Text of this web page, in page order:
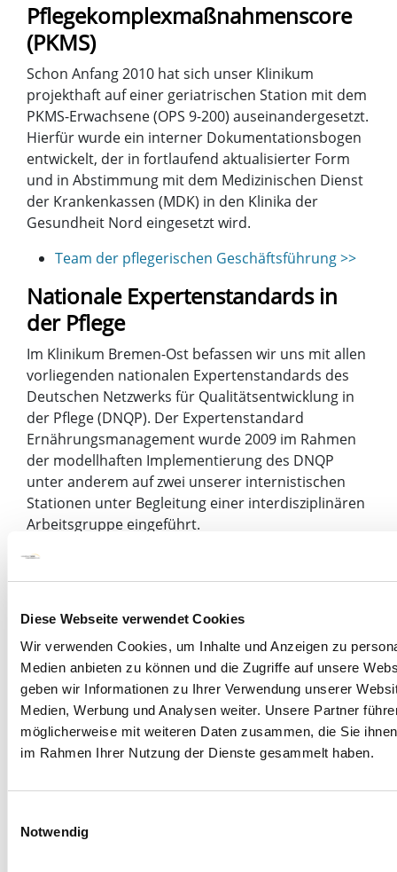
Diese Webseite verwendet Cookies
Wir verwenden Cookies, um Inhalte und Anzeigen zu
Medien anbieten zu können und die Zugriffe auf unsere
geben wir Informationen zu Ihrer Verwendung unserer
Medien, Werbung und Analysen weiter. Unsere Partner
möglicherweise mit weiteren Daten zusammen, die Sie
im Rahmen Ihrer Nutzung der Dienste gesammelt haben.
Notwendig
Pflegekomplexmaßnahmenscore
(PKMS)
Schon Anfang 2010 hat sich unser Klinikum
projekthaft auf einer geriatrischen Station mit dem
PKMS-Erwachsene (OPS 9-200) auseinandergesetzt.
Hierfür wurde ein interner Dokumentationsbogen
entwickelt, der in fortlaufend aktualisierter Form
und in Abstimmung mit dem Medizinischen Dienst
der Krankenkassen (MDK) in den Klinika der
Gesundheit Nord eingesetzt wird.
Team der pflegerischen Geschäftsführung >>
Nationale Expertenstandards in
der Pflege
Im Klinikum Bremen-Ost befassen wir uns mit allen
vorliegenden nationalen Expertenstandards des
Deutschen Netzwerks für Qualitätsentwicklung in
der Pflege (DNQP). Der Expertenstandard
Ernährungsmanagement wurde 2009 im Rahmen
der modellhaften Implementierung des DNQP
unter anderem auf zwei unserer internistischen
Stationen unter Begleitung einer interdisziplinären
Arbeitsgruppe eingeführt.
Seit 2010 setzen wir uns mit der Umsetzung von
‚Primärer Pflege’ auseinander. Ziel ist es dabei, ein
patientenorientiertes Pflegeorganisationssystem
auf allen Stationen zu etablieren, welches zeitgleich
die MitarbeiterInnenzufriedenheit erhöht. Auf
mehreren Stationen ist dieses
Organisationssystem bereits erfolgreich umgesetzt
Lenkungsgruppe vor.